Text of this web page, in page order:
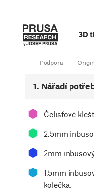
3D
Podpora
1. Nářadí
⬢ Čelisťové
⬢ 2.5mm
⬢ 2mm
⬢
1,5mm
kolečka.